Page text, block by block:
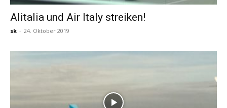
Alitalia und Air Italy streiken!
sk - 24. Oktober 2019